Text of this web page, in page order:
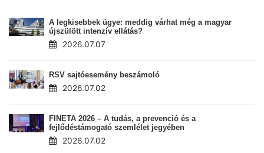
A legkisebbek ügye: meddig várhat még a magyar
újszülött intenzív ellátás?
2026.07.07
RSV sajtóesemény beszámoló
2026.07.02
FINETA 2026 – A tudás, a prevenció és a
fejlődéstámogató szemlélet jegyében
2026.07.02